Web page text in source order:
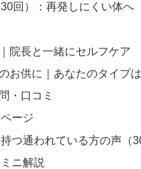
回）：再発しにくい体へ
院長と一緒にセルフケア
お供に｜あなたのタイプ
・口コミ
ージ
つ通われている方の声（
ニ解説